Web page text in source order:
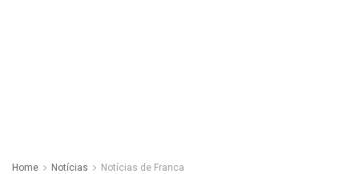
Home Notícias Notícias de Franca